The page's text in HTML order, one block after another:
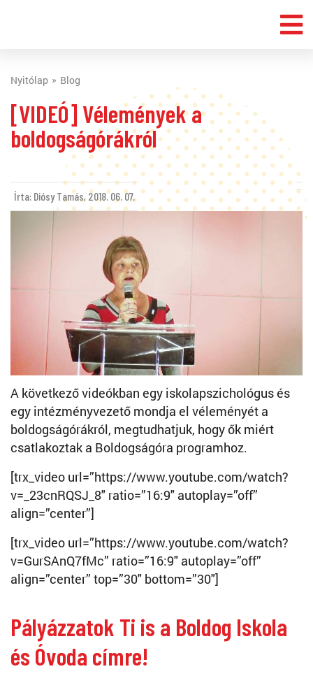
Nyitólap Blog
[VIDEÓ] Vélemények a
boldogságórákról
Írta: Diósy Tamás, 2018. 06. 07.
A következő videókban egy iskolapszichológus és
egy intézményvezető mondja el véleményét a
boldogságórákról, megtudhatjuk, hogy ők miért
csatlakoztak a Boldogságóra programhoz.
[trx_video url=”https://www.youtube.com/watch?
v=_23cnRQSJ_8″ ratio=”16:9″ autoplay=”off”
align=”center”]
[trx_video url=”https://www.youtube.com/watch?
v=GurSAnQ7fMc” ratio=”16:9″ autoplay=”off”
align=”center” top=”30″ bottom=”30″]
Pályázzatok Ti is a Boldog Iskola
és Óvoda címre!